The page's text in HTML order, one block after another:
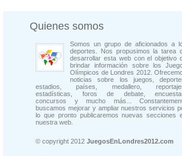
Quienes somos
Somos un grupo de aficionados a
deportes. Nos propusimos la tarea
desarrollar esta web con el objetivo
brindar información sobre los
Olímpicos de Londres 2012.
noticias sobre los juegos,
estadios, países, medallero,
estadísticas, foros de debate,
concursos y mucho más...
buscamos mejorar y ampliar nuestros servicios
lo que pronto publicaremos nuevas secciones
nuestra web.
© copyright 2012 JuegosEnLondres2012.com